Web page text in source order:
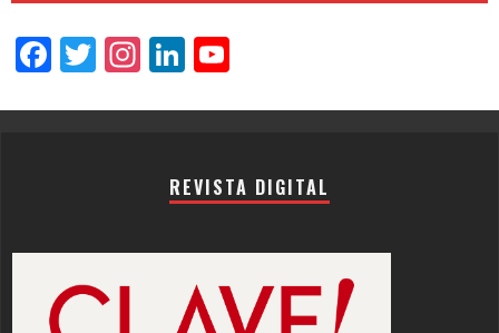
Facebook
Twitter
Instagram
LinkedIn
REVISTA DIGITAL